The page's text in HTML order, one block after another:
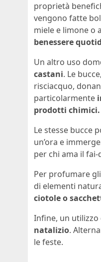
proprietà
vengono fatte
miele e limone o
benessere
Un altro uso
castani. Le
risciacquo,
particolarmente
prodotti chimici.
Le stesse bucce
un’ora e
per chi ama il
Per profumare
di elementi
ciotole o
Infine, un utilizzo
natalizio.
le feste.